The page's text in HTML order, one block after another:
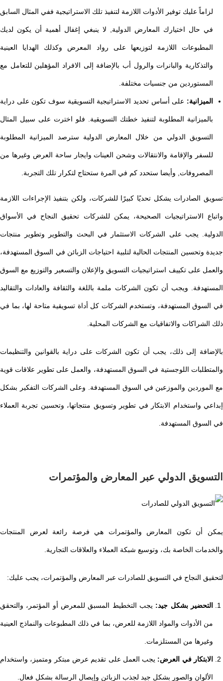
لزاماً عليك توفير الأدوات اللازمة لتنفيذ تلك الاستراتيجية ففي المثال السابق
في حال اختيارك المعارض الدولية, لا ينبغي إغفال أهمية أن يكون لديك
المطبوعات اللازمة لتوزيعها على رواد المعرض وكذلك الهدايا العينية
والتذكارية والبانرات والرول أب بالإضافة إلى الافراد المؤهلين للتعامل مع
المستوردين من جنسيات مختلفة.
الميزانية: على أساس تحديد الاستراتيجية التسويقية سوف تكون على دراية
بالميزانية المطلوبة لتنفيذ خطتك التسويقية. فلو اخترت على سبيل المثال
التسويق الدولي من خلال المعارض الدولية سترصد الميزانية المطلوبة
للسفر والإقامة والانتقالات وشحن العينات وايجار ساحة العرض وغيرها من
المصروفات, وأيضا ستحدد كم في المرة ستحتاج لتكرار تلك التجربة.
تسويق الصادرات يشكل تحديًا كبيرًا للشركات، ولكن بتنفيذ الإجراءات اللازمة
واتباع الاستراتيجيات الصحيحة، يمكن للشركات تحقيق النجاح في الأسواق
الدولية. يجب على الشركات الاستثمار في البحث والتطوير وتطوير منتجات
جديدة وتحسين المنتجات الحالية لتلبية احتياجات الزبائن في السوق المستهدفة،
والعمل على تكييف استراتيجيات التسويق والإعلان والتسعير والتوزيع مع السوق
المستهدفة. ويجب أن تكون الشركات ملمة باللغة والثقافة والعادات والتقاليد
في السوق المستهدفة، وتستخدم الشركات كل أداة تسويقية متاحة لها، بما في
ذلك الشراكات والاتفاقيات مع الشركات المحلية.
بالإضافة إلى ذلك، يجب أن تكون الشركات على دراية بالقوانين والتنظيمات
والمتطلبات اللوجستية في السوق المستهدفة، والعمل على تطوير علاقات قوية
مع الموردين والموزعين في السوق المستهدفة. وعلى الشركات التفكير بشكل
إبداعي واستخدام الابتكار في تطوير وتسويق منتجاتها، وتحسين تجربة العملاء
في السوق المستهدفة.
التسويق الدولي عبر المعارض والمؤتمرات
يمكن أن تكون المعارض والمؤتمرات هي فرصة رائعة لعرض المنتجات
والخدمات الخاصة بك، وتوسيع شبكة العملاء والعلاقات التجارية.
لتحقيق النجاح في التسويق للصادرات عبر المعارض والمؤتمرات، يجب عليك:
التحضير بشكل جيد: يجب التخطيط المسبق للمعرض أو المؤتمر، والتحقق
من الأدوات والمواد اللازمة للعرض، بما في ذلك المطبوعات والنماذج العينية
وغيرها من المستلزمات.
الابتكار في العرض: يجب العمل على تقديم عرض مبتكر ومتميز، واستخدام
الألوان والصور بشكل جيد لجذب الزبائن وإيصال الرسالة بشكل فعال.